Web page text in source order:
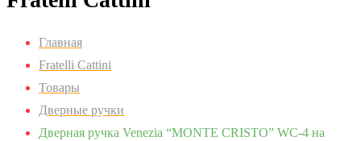
Главная
Fratelli Cattini
Товары
Дверные ручки
Дверная ручка Venezia “MONTE CRISTO” WC-4 на